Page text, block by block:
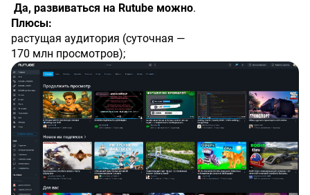
да, развиваться на Rutube можно.
Плюсы:
растущая аудитория (суточная —
170 млн просмотров);
относительно низкая конкуренция;
более низкий порог для монетизации, чем на YouTube;
поддержка авторов: аналитика, образовательные прог
раммы, инструменты продвижения;
ориентация на русскоязычную аудиторию;
доступность Shorts и прямых трансляций.
Способы монетизации:
официальная рекламная монетизация (требуется 20 0
00 суммарных просмотров с 2025 года, ранее —